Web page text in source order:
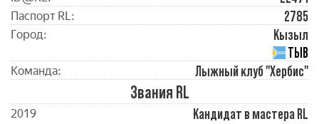
Паспорт RL: 2785
Город:
Кызыл
ТЫВ
Команда: Лыжный клуб "Хербис"
Звания RL
2019
Кандидат в мастера RL